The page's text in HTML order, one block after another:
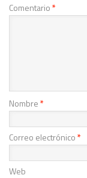
Comentario*
Nombre*
Correo electrónico*
Web